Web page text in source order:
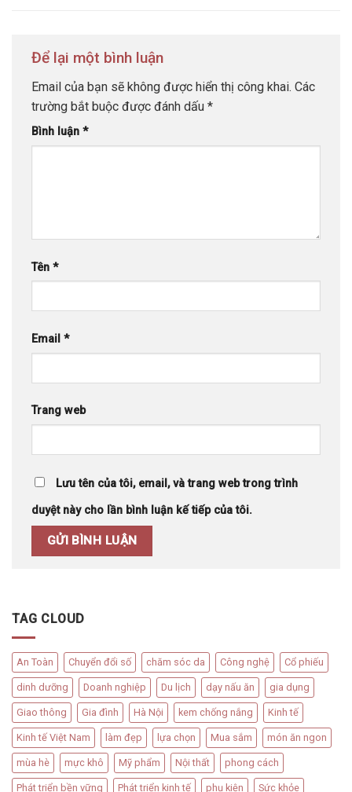
Để lại một bình luận
Email của bạn sẽ không được hiển thị công khai. Các
trường bắt buộc được đánh dấu *
Bình luận *
Tên *
Email *
Trang web
Lưu tên của tôi, email, và trang web trong trình
duyệt này cho lần bình luận kế tiếp của tôi.
TAG CLOUD
An Toàn Chuyển đổi số chăm sóc da Công nghệ Cổ phiếu
dinh dưỡng Doanh nghiệp Du lịch dạy nấu ăn gia dụng
Giao thông Gia đình Hà Nội kem chống nắng Kinh tế
Kinh tế Việt Nam làm đẹp lựa chọn Mua sắm món ăn ngon
mùa hè mực khô Mỹ phẩm Nội thất phong cách
Phát triển bền vững Phát triển kinh tế phụ kiện Sức khỏe